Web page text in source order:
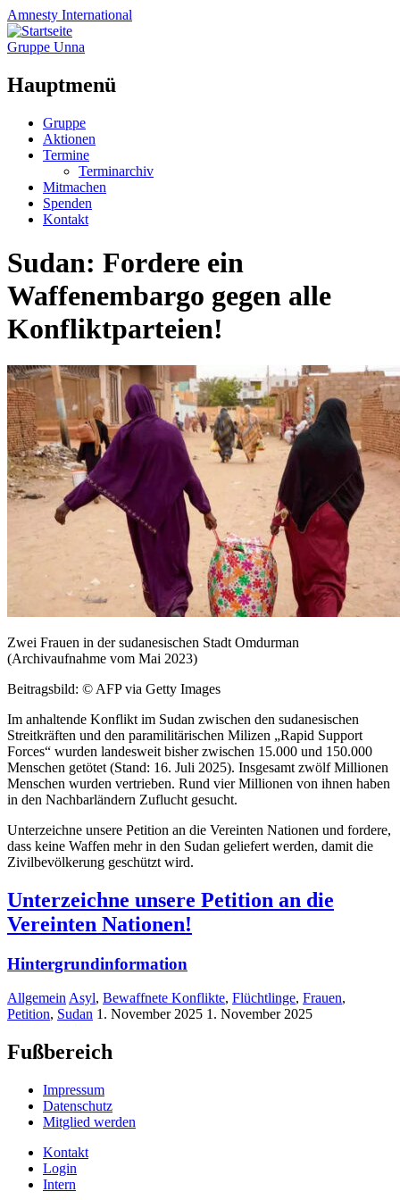
Amnesty International
Gruppe Unna
Hauptmenü
Zum
Inhalt
springen
Gruppe
Aktionen
Termine
Terminarchiv
Mitmachen
Spenden
Kontakt
Sudan: Fordere ein
Waffenembargo gegen alle
Konfliktparteien!
Zwei Frauen in der sudanesischen Stadt Omdurman
(Archivaufnahme vom Mai 2023)
Beitragsbild: © AFP via Getty Images
Im anhaltende Konflikt im Sudan zwischen den sudanesischen
Streitkräften und den paramilitärischen Milizen „Rapid Support
Forces“ wurden landesweit bisher zwischen 15.000 und 150.000
Menschen getötet (Stand: 16. Juli 2025). Insgesamt zwölf Millionen
Menschen wurden vertrieben. Rund vier Millionen von ihnen haben
in den Nachbarländern Zuflucht gesucht.
Unterzeichne unsere Petition an die Vereinten Nationen und fordere,
dass keine Waffen mehr in den Sudan geliefert werden, damit die
Zivilbevölkerung geschützt wird.
Unterzeichne unsere Petition an die
Vereinten Nationen!
Hintergrundinformation
Allgemein Asyl, Bewaffnete Konflikte, Flüchtlinge, Frauen,
Petition, Sudan 1. November 2025 1. November 2025
Fußbereich
Impressum
Datenschutz
Mitglied werden
Kontakt
Login
Intern